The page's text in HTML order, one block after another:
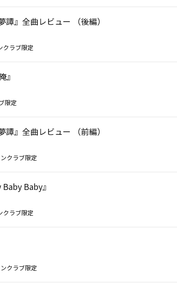
』全曲レビュー （後編）
クラブ限定
』
限定
』全曲レビュー （前編）
クラブ限定
Baby』
クラブ限定
クラブ限定